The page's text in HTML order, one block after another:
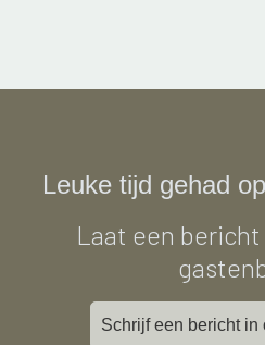
Leuke tijd gehad
Laat een
Schrijf een bericht in